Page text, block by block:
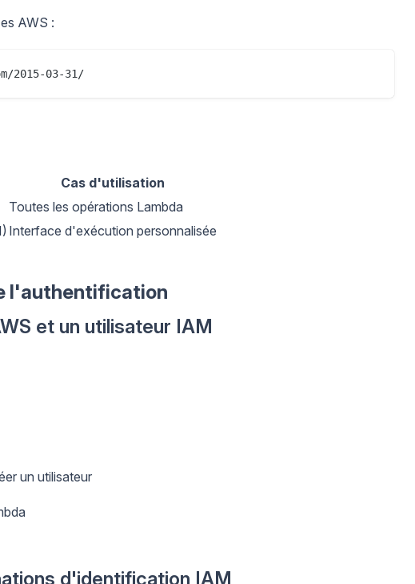
AWS :
Cas d'utilisation
Toutes les opérations Lambda
Interface d'exécution personnalisée
l'authentification
et un utilisateur IAM
un utilisateur
d'identification IAM